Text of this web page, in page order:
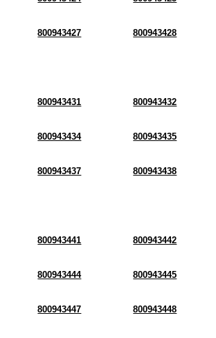
800943427 800943428
800943431 800943432
800943434 800943435
800943437 800943438
800943441 800943442
800943444 800943445
800943447 800943448